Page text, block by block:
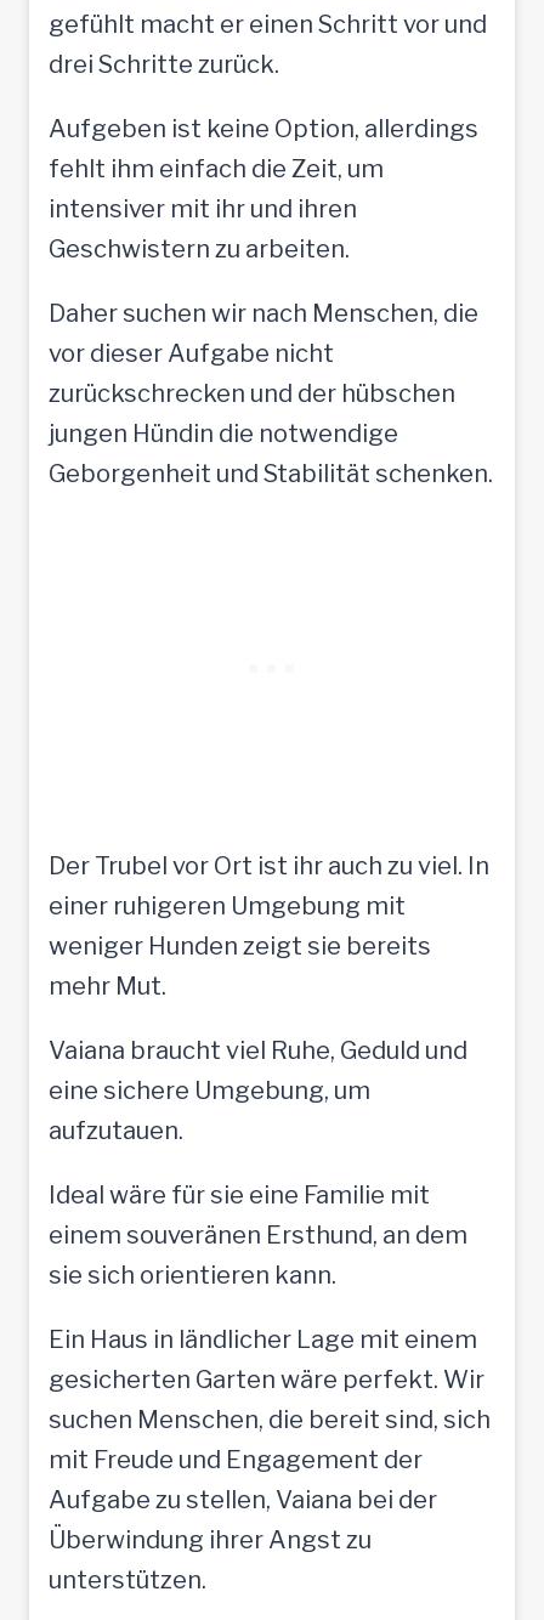
gefühlt macht er einen Schritt vor und
drei Schritte zurück.
Aufgeben ist keine Option, allerdings
fehlt ihm einfach die Zeit, um
intensiver mit ihr und ihren
Geschwistern zu arbeiten.
Daher suchen wir nach Menschen, die
vor dieser Aufgabe nicht
zurückschrecken und der hübschen
jungen Hündin die notwendige
Geborgenheit und Stabilität schenken.
Der Trubel vor Ort ist ihr auch zu viel. In
einer ruhigeren Umgebung mit
weniger Hunden zeigt sie bereits
mehr Mut.
Vaiana braucht viel Ruhe, Geduld und
eine sichere Umgebung, um
aufzutauen.
Ideal wäre für sie eine Familie mit
einem souveränen Ersthund, an dem
sie sich orientieren kann.
Ein Haus in ländlicher Lage mit einem
gesicherten Garten wäre perfekt. Wir
suchen Menschen, die bereit sind, sich
mit Freude und Engagement der
Aufgabe zu stellen, Vaiana bei der
Überwindung ihrer Angst zu
unterstützen.